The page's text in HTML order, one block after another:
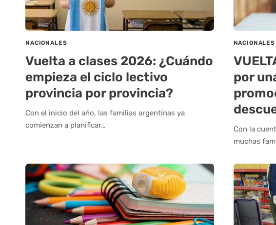
NACIONALES
Vuelta a clases 2026: ¿Cuándo
empieza el ciclo lectivo
provincia por provincia?
Con el inicio del año, las familias argentinas ya
comienzan a planificar…
NACIONALES
por
Con la
muchas